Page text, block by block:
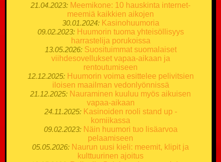
21.04.2023: Meemikone: 10 hauskinta internet-
meemiä kaikkien aikojen
30.01.2024: Kasinohuumoria
09.02.2023: Huumorin tuoma yhteisöllisyys
harrastelija porukoissa
13.05.2026: Suosituimmat suomalaiset
viihdesovellukset vapaa-aikaan ja
rentoutumiseen
12.12.2025: Huumorin voima esittelee pelivitsien
iloisen maailman vedonlyönnissä
21.12.2025: Nauraminen kuuluu myös aikuisen
vapaa-aikaan
24.11.2025: Kasinoiden rooli stand up -
komiikassa
09.02.2023: Näin huumori tuo lisäarvoa
pelaamiseen
05.05.2026: Naurun uusi kieli: meemit, klipit ja
kulttuurinen ajoitus